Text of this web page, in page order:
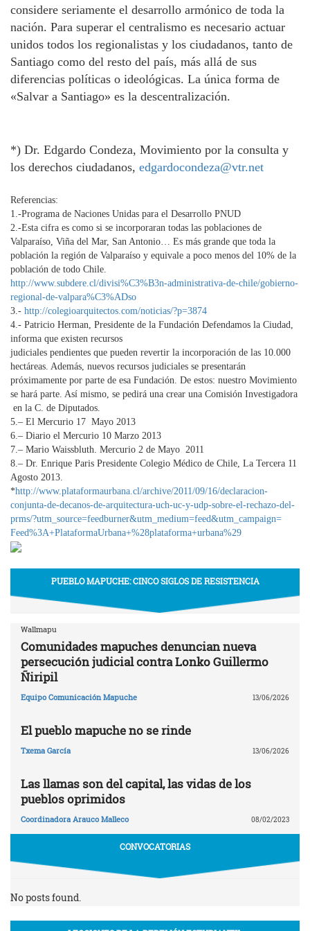
considere seriamente el desarrollo armónico de toda la
nación. Para superar el centralismo es necesario actuar
unidos todos los regionalistas y los ciudadanos, tanto de
Santiago como del resto del país, más allá de sus
diferencias políticas o ideológicas. La única forma de
«Salvar a Santiago» es la descentralización.
*) Dr. Edgardo Condeza, Movimiento por la consulta y
los derechos ciudadanos, edgardocondeza@vtr.net
Referencias:
1.-Programa de Naciones Unidas para el Desarrollo PNUD
2.-Esta cifra es como si se incorporaran todas las poblaciones de
Valparaíso, Viña del Mar, San Antonio… Es más grande que toda la
población la región de Valparaíso y equivale a poco menos del 10% de la
población de todo Chile.
http://www.subdere.cl/divisi%C3%B3n-administrativa-de-chile/gobierno-
regional-de-valpara%C3%ADso
3.- http://colegioarquitectos.com/noticias/?p=3874
4.- Patricio Herman, Presidente de la Fundación Defendamos la Ciudad,
informa que existen recursos
judiciales pendientes que pueden revertir la incorporación de las 10.000
hectáreas. Además, nuevos recursos judiciales se presentarán
próximamente por parte de esa Fundación. De estos: nuestro Movimiento
se hará parte. Así mismo, se pedirá una crear una Comisión Investigadora
en la C. de Diputados.
5.– El Mercurio 17 Mayo 2013
6.– Diario el Mercurio 10 Marzo 2013
7.– Mario Waissbluth. Mercurio 2 de Mayo 2011
8.– Dr. Enrique Paris Presidente Colegio Médico de Chile, La Tercera 11
Agosto 2013.
*http://www.plataformaurbana. cl/archive/2011/09/16/declaracion-
conjunta-de-decanos-de-arquitectura-uch-uc-y-udp-sobre-el-rechazo-del-
prms/?utm_source=feedburner&utm_medium=feed&utm_campaign=
Feed%3A+PlataformaUrbana+%28plataforma+urbana%29
PUEBLO MAPUCHE: CINCO SIGLOS DE RESISTENCIA
Wallmapu
Comunidades mapuches denuncian nueva
persecución judicial contra Lonko Guillermo
Ñiripil
Equipo Comunicación Mapuche 13/06/2026
El pueblo mapuche no se rinde
Txema García 13/06/2026
Las llamas son del capital, las vidas de los
pueblos oprimidos
Coordinadora Arauco Malleco 08/02/2023
CONVOCATORIAS
No posts found.